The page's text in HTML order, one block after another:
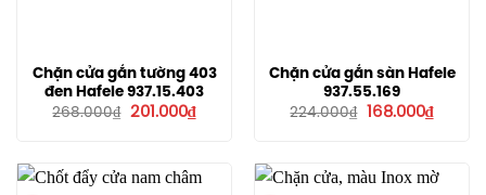
Chặn cửa gắn tường 403
đen Hafele 937.15.403
268.000₫
Giá
201.000₫Giá
hiện
201.000₫.
Chặn cửa gắn sàn Hafele
937.55.169
224.000₫
Giá
168.000₫Giá
hiện